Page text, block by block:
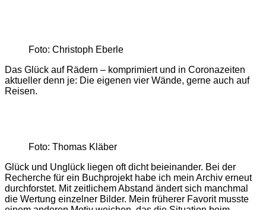
Foto: Christoph Eberle
Das Glück auf Rädern – komprimiert und in Coronazeiten
aktueller denn je: Die eigenen vier Wände, gerne auch auf
Reisen.
Foto: Thomas Kläber
Glück und Unglück liegen oft dicht beieinander. Bei der
Recherche für ein Buchprojekt habe ich mein Archiv erneut
durchforstet. Mit zeitlichem Abstand ändert sich manchmal
die Wertung einzelner Bilder. Mein früherer Favorit musste